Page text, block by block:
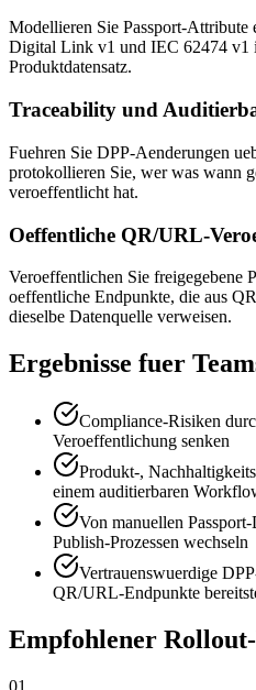
Modellieren Sie Passport-Attribute
Digital Link v1 und IEC 62474 v1
Produktdatensatz.
Traceability und
Fuehren Sie DPP-Aenderungen
protokollieren Sie, wer was wann
veroeffentlicht hat.
Oeffentliche QR/URL-
Veroeffentlichen Sie freigegebene
oeffentliche Endpunkte, die aus
dieselbe Datenquelle verweisen.
Ergebnisse fuer
Compliance-Risiken
Veroeffentlichung senken
Produkt-,
einem auditierbaren
Von manuellen
Publish-Prozessen wechseln
Vertrauenswuerdige
QR/URL-Endpunkte
Empfohlener
01